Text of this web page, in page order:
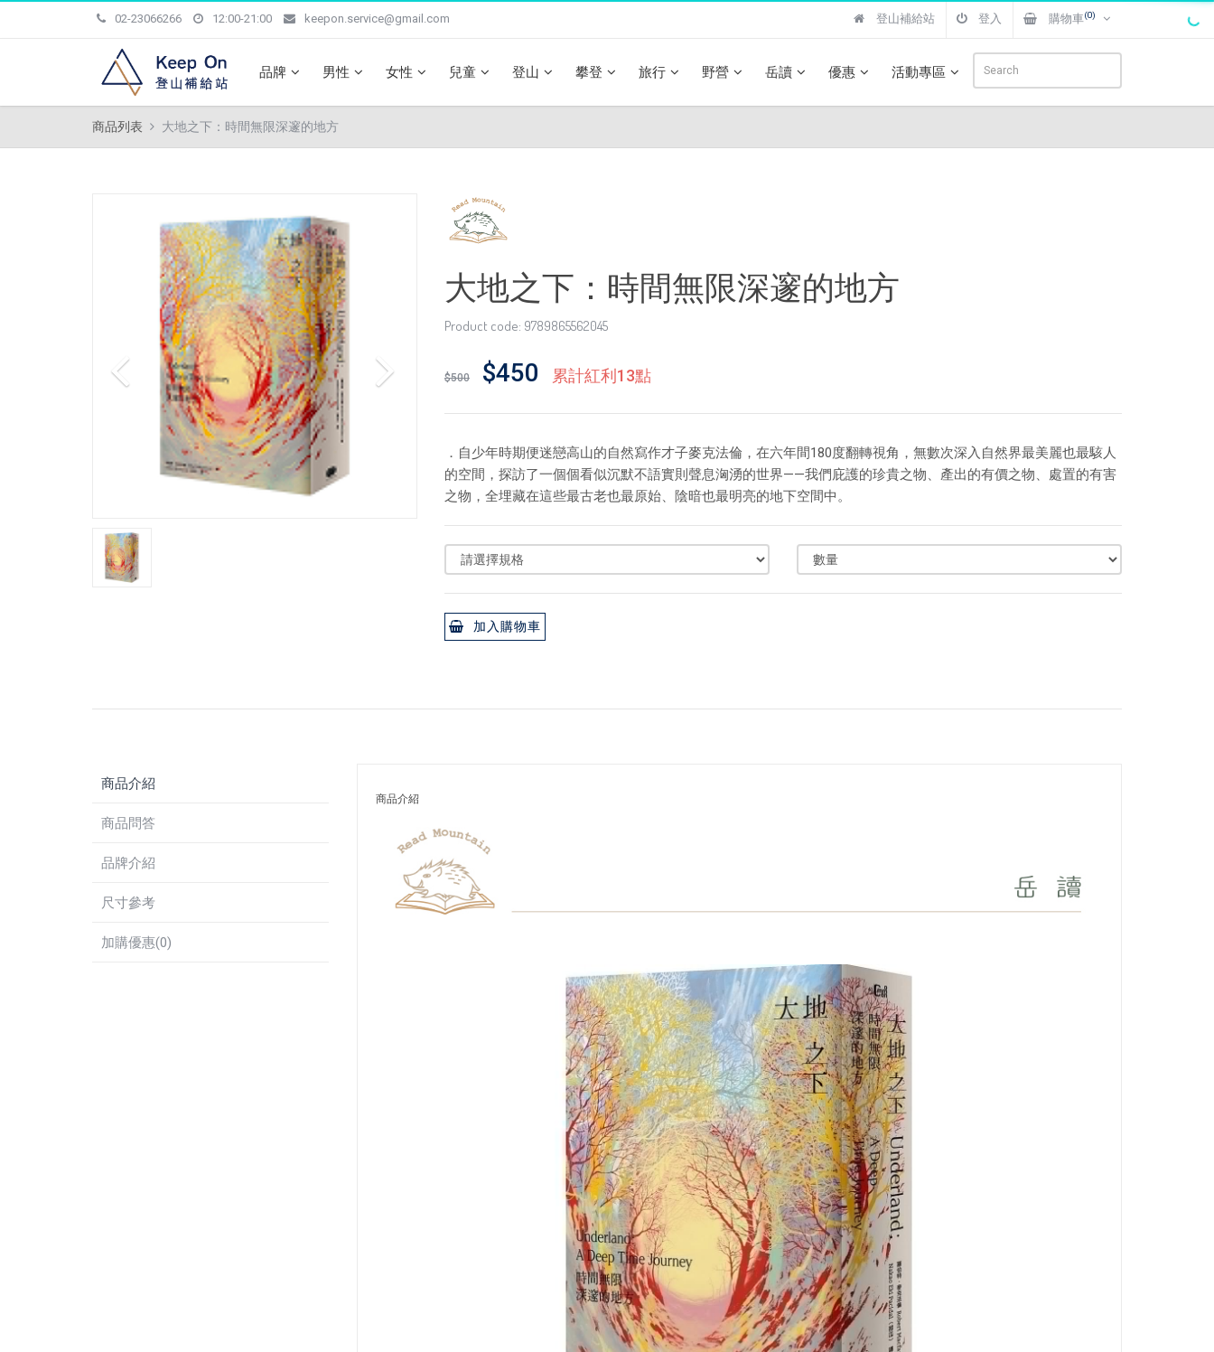
02-23066266 12:00-21:00 keepon.service@gmail.com 登山補給站 登入 購物車(0)
品牌 男性 女性 兒童 登山 攀登 旅行 野營 岳讀 優惠 活動專區
商品列表 大地之下：時間無限深邃的地方
大地之下：時間無限深邃的地方
Product code: 9789865562045
$500 $450 累計紅利13點
．自少年時期便迷戀高山的自然寫作才子麥克法倫，在六年間180度翻轉視角，無數次深入自然界最美麗也最駭人
的空間，探訪了一個個看似沉默不語實則聲息洶湧的世界——我們庇護的珍貴之物、產出的有價之物、處置的有害
之物，全埋藏在這些最古老也最原始、陰暗也最明亮的地下空間中。
加入購物車
商品介紹
商品問答
品牌介紹
尺寸參考
加購優惠(0)
商品介紹